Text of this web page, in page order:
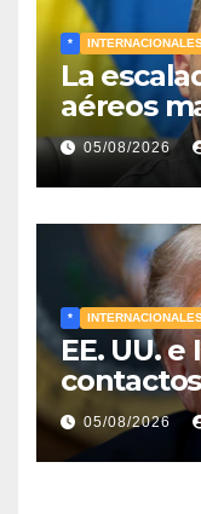
*
La
aéreos
sobre
en el
05/08/2026
*
EE. UU.
la
reabrir el
05/08/2026